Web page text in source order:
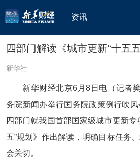
资讯
四部门解读《城市更新“十五五
新华社
新华财经北京6月8日电（记者
务院新闻办举行国务院政策例行吹
四部门就我国首部国家级城市更新专
五”规划》作出解读，明确目标任务
会关切。